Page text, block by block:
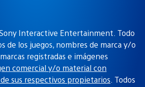
Interactive Entertainment. Todo
de los juegos, nombres de marca y/o
registradas e imágenes
comercial y/o material con
sus respectivos propietarios. Todos